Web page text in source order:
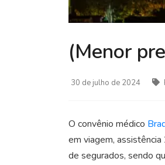
(Menor
30 de julho de 2024
O convênio médico
em viagem,
de segurados, sendo